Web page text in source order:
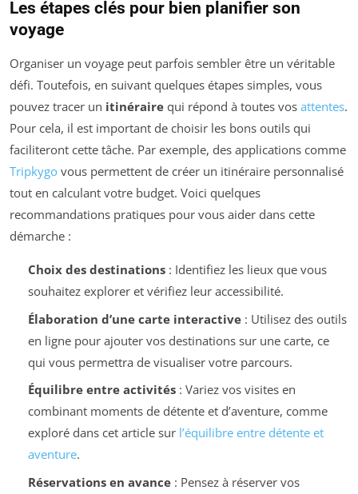
Les étapes clés pour bien planifier son
voyage
Organiser un voyage peut parfois sembler être un véritable
défi. Toutefois, en suivant quelques étapes simples, vous
pouvez tracer un itinéraire qui répond à toutes vos attentes.
Pour cela, il est important de choisir les bons outils qui
faciliteront cette tâche. Par exemple, des applications comme
Tripkygo vous permettent de créer un itinéraire personnalisé
tout en calculant votre budget. Voici quelques
recommandations pratiques pour vous aider dans cette
démarche :
Choix des destinations: Identifiez les lieux que vous
souhaitez explorer et vérifiez leur accessibilité.
Élaboration d’une carte interactive: Utilisez des outils
en ligne pour ajouter vos destinations sur une carte, ce
qui vous permettra de visualiser votre parcours.
Équilibre entre activités: Variez vos visites en
combinant moments de détente et d’aventure, comme
exploré dans cet article sur l’équilibre entre détente et
aventure.
Réservations en avance: Pensez à réserver vos